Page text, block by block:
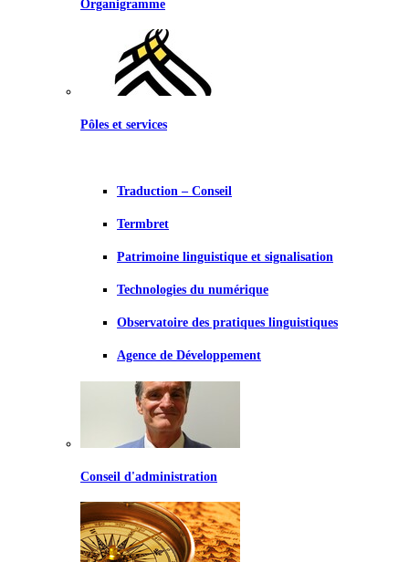
Organigramme
Pôles et services
Traduction – Conseil
Termbret
Patrimoine linguistique et signalisation
Technologies du numérique
Observatoire des pratiques linguistiques
Agence de Développement
Conseil d'administration